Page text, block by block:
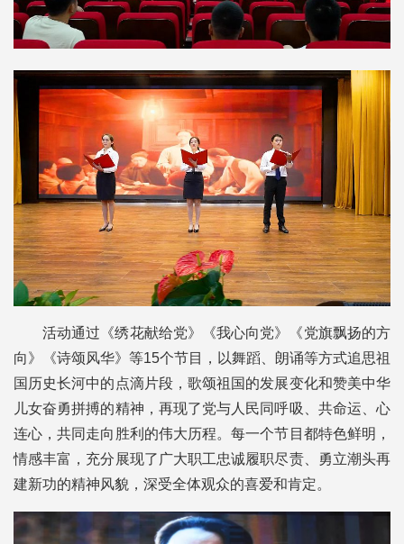
活动通过《绣花献给党》《我心向党》《党旗飘扬的方
向》《诗颂风华》等15个节目，以舞蹈、朗诵等方式追思祖
国历史长河中的点滴片段，歌颂祖国的发展变化和赞美中华
儿女奋勇拼搏的精神，再现了党与人民同呼吸、共命运、心
连心，共同走向胜利的伟大历程。每一个节目都特色鲜明，
情感丰富，充分展现了广大职工忠诚履职尽责、勇立潮头再
建新功的精神风貌，深受全体观众的喜爱和肯定。